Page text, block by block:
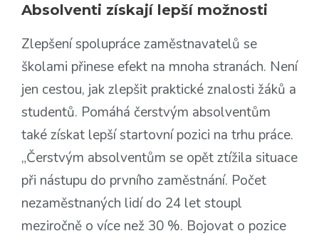
Absolventi získají lepší možnosti
Zlepšení spolupráce zaměstnavatelů se
školami přinese efekt na mnoha stranách. Není
jen cestou, jak zlepšit praktické znalosti žáků a
studentů. Pomáhá čerstvým absolventům
také získat lepší startovní pozici na trhu práce.
„Čerstvým absolventům se opět ztížila situace
při nástupu do prvního zaměstnání. Počet
nezaměstnaných lidí do 24 let stoupl
meziročně o více než 30 %. Bojovat o pozice